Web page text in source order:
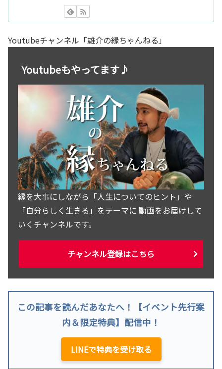
Youtubeチャンネル「雄介の縁ちゃんねる」
Youtubeもやってます♪
縁を大事にしながら「人生についてのヒント」や
「自分らしく生きる」をテーマに 動画をお届けして
いくチャンネルです。
チャンネル登録はこちら
この記事を読んだあなたへ！【イベント先行案
内＆限定特典】配信中！
LINEで特典を受け取る